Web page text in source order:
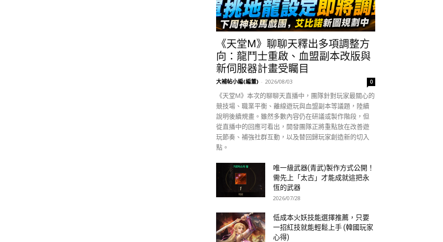
《天堂M》聊聊天釋出多項調整方
向：龍鬥士重啟、血盟副本改版與
新伺服器計畫受矚目
大補帖小編(編董) - 2026/08/03 0
《天堂M》本次的聊聊天直播中，團隊針對玩家最關心的
競技場、職業平衡、離線遊玩與血盟副本等議題，陸續
說明後續規畫。雖然多數內容仍在研議或製作階段，但
從直播中的回應可看出，開發團隊正將重點放在改善遊
玩節奏、補強社群互動，以及替回歸玩家創造新的切入
點。
唯一級武器(青武)製作方式公開！
需先上「太古」才能成就這把永
恆的武器
2026/07/28
低成本火妖技能選擇推薦，只要
一招紅技就能輕鬆上手 (韓國玩家
心得)